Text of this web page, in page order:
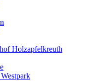
Holzapfelkreuth